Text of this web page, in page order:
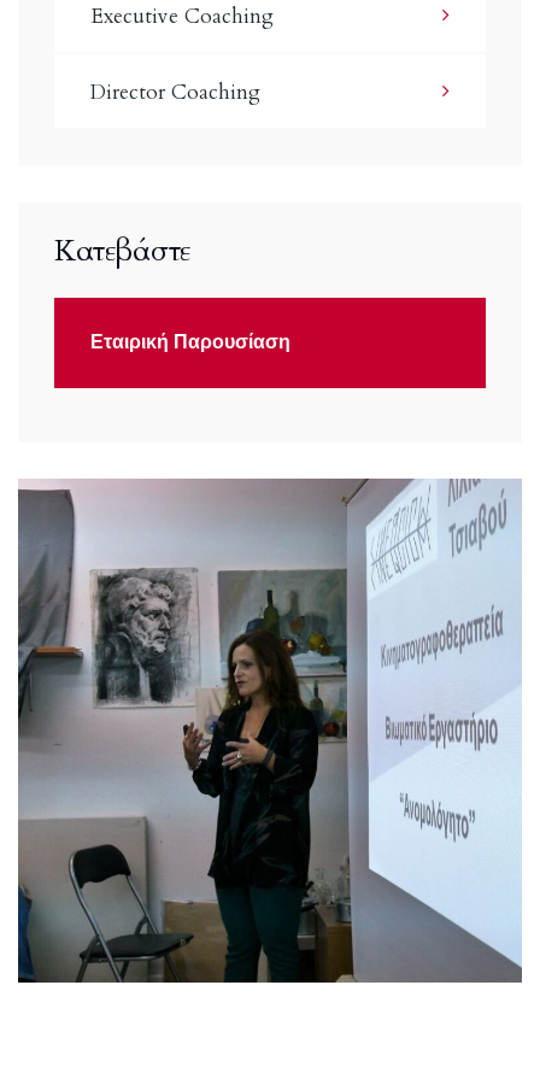
Εxecutive Coaching
Director Coaching
Κατεβάστε
Εταιρική Παρουσίαση